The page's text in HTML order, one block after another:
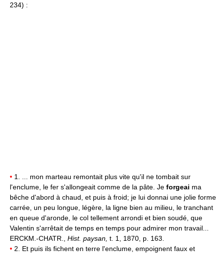
234) :
• 1. ... mon marteau remontait plus vite qu'il ne tombait sur
l'enclume, le fer s'allongeait comme de la pâte. Je forgeai ma
bêche d'abord à chaud, et puis à froid; je lui donnai une jolie forme
carrée, un peu longue, légère, la ligne bien au milieu, le tranchant
en queue d'aronde, le col tellement arrondi et bien soudé, que
Valentin s'arrêtait de temps en temps pour admirer mon travail...
ERCKM.-CHATR., Hist. paysan, t. 1, 1870, p. 163.
• 2. Et puis ils fichent en terre l'enclume, empoignent faux et